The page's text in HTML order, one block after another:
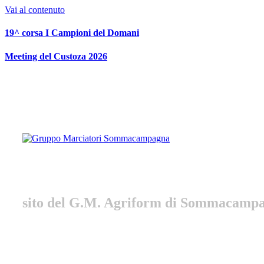
Vai al contenuto
19^ corsa I Campioni del Domani
Meeting del Custoza 2026
sito del G.M. Agriform di